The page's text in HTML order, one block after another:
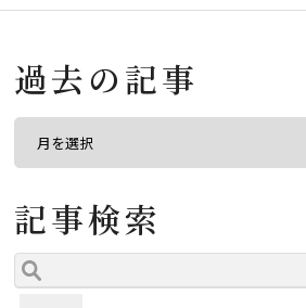
過去の記事
記事検索